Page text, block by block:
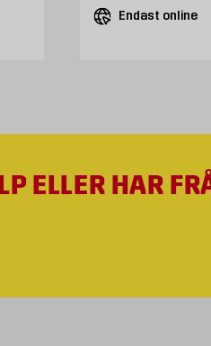
Endast online
ELLER HAR